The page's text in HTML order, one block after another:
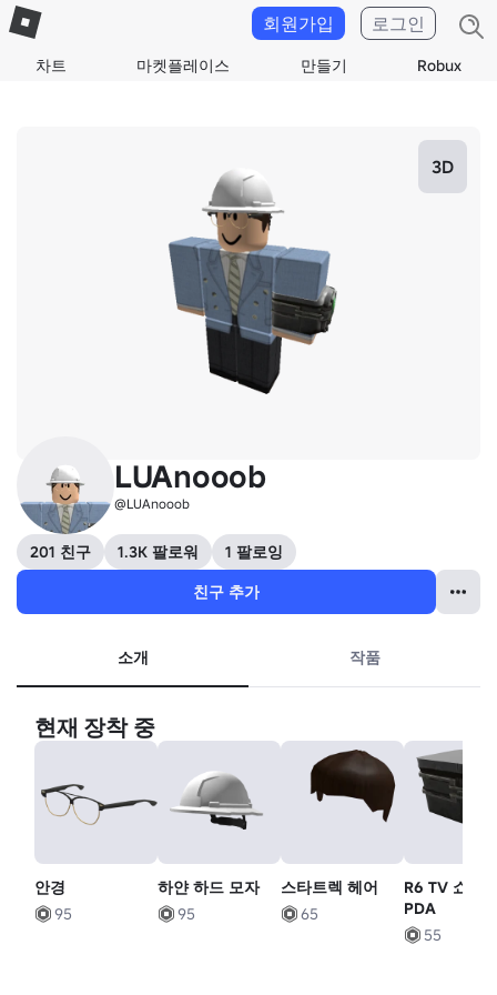
차트 마켓플레이스 만들기 Robux
회원가입 로그인
3D
LUAnooob
@LUAnooob
201 친구 1.3K 팔로워
1 팔로잉
친구 추가
소개 작품
현재 장착 중
안경
95
하얀 하드 모자
95
스타트렉 헤어
65
R6 TV 쇼 금
PDA
55